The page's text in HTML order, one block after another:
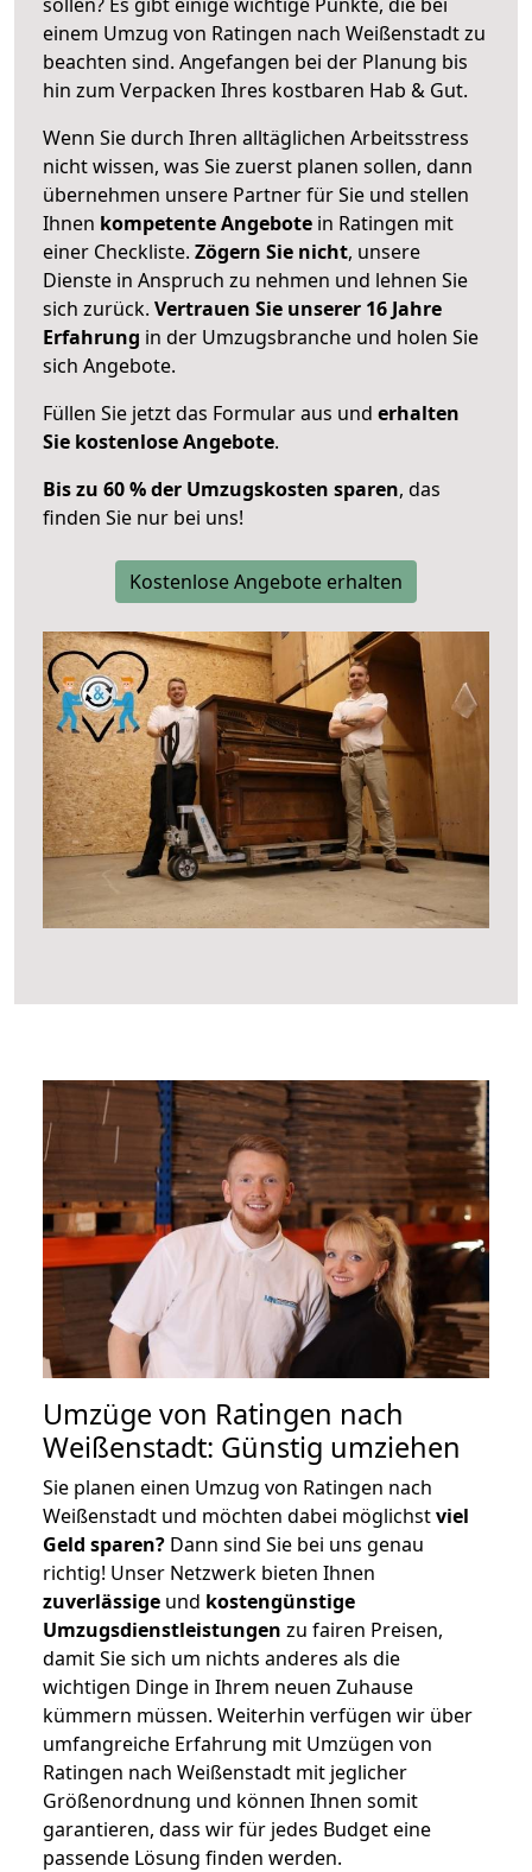
einem Umzug von Ratingen nach Weißenstadt zu
beachten sind. Angefangen bei der Planung bis
hin zum Verpacken Ihres kostbaren Hab & Gut.
Wenn Sie durch Ihren alltäglichen Arbeitsstress
nicht wissen, was Sie zuerst planen sollen, dann
übernehmen unsere Partner für Sie und stellen
Ihnen kompetente Angebote in Ratingen mit
einer Checkliste. Zögern Sie nicht, unsere
Dienste in Anspruch zu nehmen und lehnen Sie
sich zurück. Vertrauen Sie unserer 16 Jahre
Erfahrung in der Umzugsbranche und holen Sie
sich Angebote.
Füllen Sie jetzt das Formular aus und erhalten
Sie kostenlose Angebote.
Bis zu 60 % der Umzugskosten sparen, das
finden Sie nur bei uns!
Kostenlose Angebote erhalten
Umzüge von Ratingen nach
Weißenstadt: Günstig umziehen
Sie planen einen Umzug von Ratingen nach
Weißenstadt und möchten dabei möglichstviel
Geld sparen? Dann sind Sie bei uns genau
richtig! Unser Netzwerk bieten Ihnen
zuverlässige und kostengünstige
Umzugsdienstleistungen zu fairen Preisen,
damit Sie sich um nichts anderes als die
wichtigen Dinge in Ihrem neuen Zuhause
kümmern müssen. Weiterhin verfügen wir über
umfangreiche Erfahrung mit Umzügen von
Ratingen nach Weißenstadt mit jeglicher
Größenordnung und können Ihnen somit
garantieren, dass wir für jedes Budget eine
passende Lösung finden werden.